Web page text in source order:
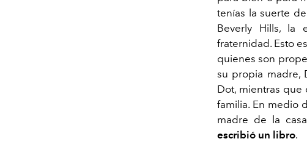
tenías la suerte
Beverly Hills, la
fraternidad. Esto
quienes son
su propia madre,
Dot, mientras
familia. En medio
madre de la
escribió un libro.